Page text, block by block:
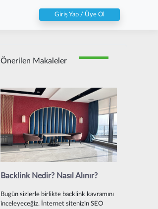
Giriş Yap / Üye Ol
Önerilen Makaleler
Backlink Nedir? Nasıl Alınır?
Bugün sizlerle birlikte backlink kavramını
inceleyeceğiz. İnternet sitenizin SEO